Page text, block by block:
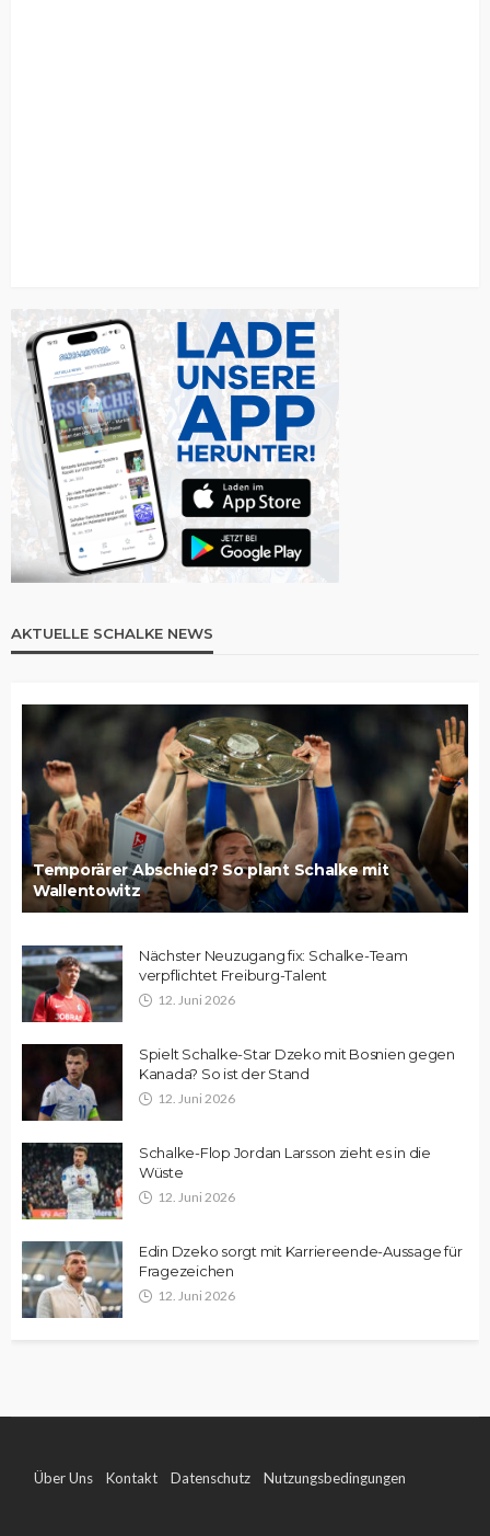
AKTUELLE SCHALKE NEWS
Temporärer Abschied? So plant Schalke mit
Wallentowitz
Nächster Neuzugang fix: Schalke-Team
verpflichtet Freiburg-Talent
12. Juni 2026
Spielt Schalke-Star Dzeko mit Bosnien gegen
Kanada? So ist der Stand
12. Juni 2026
Schalke-Flop Jordan Larsson zieht es in die
Wüste
12. Juni 2026
Edin Dzeko sorgt mit Karriereende-Aussage für
Fragezeichen
12. Juni 2026
Über Uns Kontakt Datenschutz Nutzungsbedingungen